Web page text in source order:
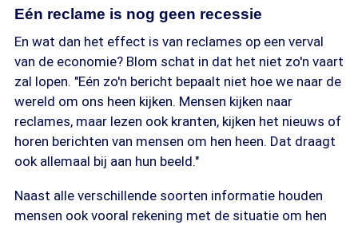
Eén reclame is nog geen recessie
En wat dan het effect is van reclames op een verval
van de economie? Blom schat in dat het niet zo'n vaart
zal lopen. "Eén zo'n bericht bepaalt niet hoe we naar de
wereld om ons heen kijken. Mensen kijken naar
reclames, maar lezen ook kranten, kijken het nieuws of
horen berichten van mensen om hen heen. Dat draagt
ook allemaal bij aan hun beeld."
Naast alle verschillende soorten informatie houden
mensen ook vooral rekening met de situatie om hen